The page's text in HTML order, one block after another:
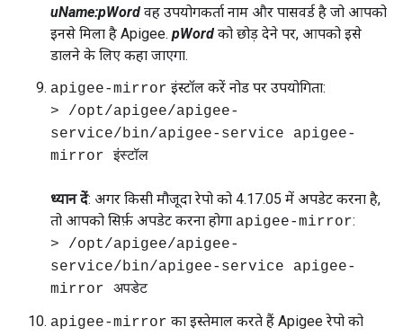
uName:pWord वह उपयोगकर्ता नाम और पासवर्ड है जो आपको
इनसे मिला है Apigee. pWord को छोड़ देने पर, आपको इसे
डालने के लिए कहा जाएगा.
apigee-mirror इंस्टॉल करें नोड पर उपयोगिता:
> /opt/apigee/apigee-
service/bin/apigee-service apigee-
mirror इंस्टॉल
ध्यान दें: अगर किसी मौजूदा रेपो को 4.17.05 में अपडेट करना है,
तो आपको सिर्फ़ अपडेट करना होगा apigee-mirror:
> /opt/apigee/apigee-
service/bin/apigee-service apigee-
mirror अपडेट
apigee-mirror का इस्तेमाल करते हैं Apigee रेपो को